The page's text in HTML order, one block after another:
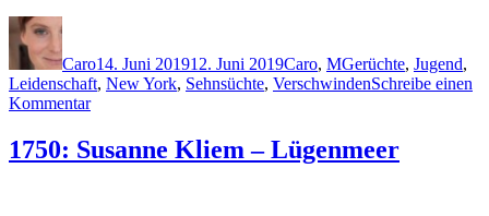
Autor
Caro14. Juni 201912. Juni 2019Caro, MGerüchte, Jugend,
Leidenschaft, New York, Sehnsüchte, VerschwindenSchreibe einen
Kommentarzu
Guillaume
Musso
1750: Susanne Kliem – Lügenmeer